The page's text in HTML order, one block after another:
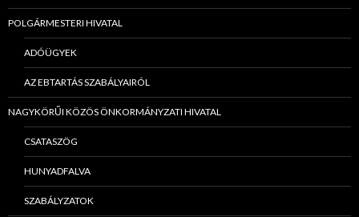
POLGÁRMESTERI HIVATAL
ADÓÜGYEK
AZ EBTARTÁS SZABÁLYAIRÓL
NAGYKÖRŰI KÖZÖS ÖNKORMÁNYZATI HIVATAL
CSATASZÖG
HUNYADFALVA
SZABÁLYZATOK